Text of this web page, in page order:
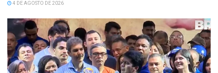
4 DE AGOSTO DE 2026